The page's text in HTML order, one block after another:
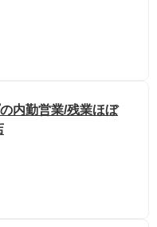
内勤営業/残業ほぼ